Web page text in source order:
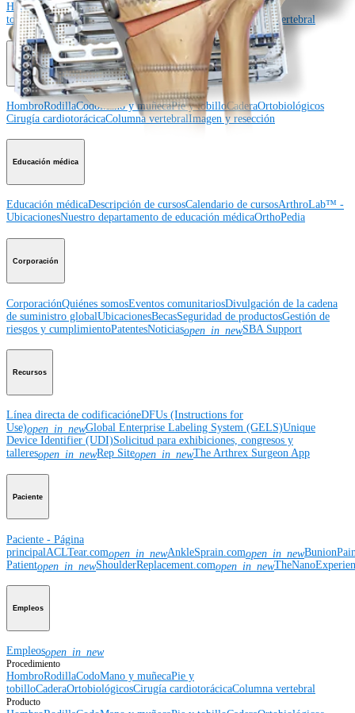
HombroRodillaCodoMano y muñecaPie y
tobilloCaderaOrtobiológicosCirugía cardiotorácica Columna vertebral
Producto
HombroRodillaCodoMano y muñecaPie y tobilloCaderaOrtobiológicos
Cirugía cardiotorácicaColumna vertebral Imagen y resección
Educación médica
Educación médicaDescripción de cursosCalendario de cursosArthroLab™ -
UbicacionesNuestro departamento de educación médicaOrthoPedia
Corporación
CorporaciónQuiénes somosEventos comunitariosDivulgación de la cadena
de suministro globalUbicacionesBecasSeguridad de productosGestión de
riesgos y cumplimientoPatentesNoticiasopen_in_newSBA Support
Recursos
Línea directa de codificacióneDFUs (Instructions for
Use)open_in_newGlobal Enterprise Labeling System (GELS)Unique
Device Identifier (UDI)Solicitud para exhibiciones, congresos y
talleresopen_in_newRep Siteopen_in_newThe Arthrex Surgeon App
Paciente
Paciente - Página
principal ACLTear.comopen_in_newAnkleSprain.comopen_in_new
Patientopen_in_newShoulderReplacement.comopen_in_new
Empleos
Empleosopen_in_new
Procedimiento
HombroRodillaCodoMano y muñecaPie y
tobilloCaderaOrtobiológicosCirugía cardiotorácicaColumna vertebral
Producto